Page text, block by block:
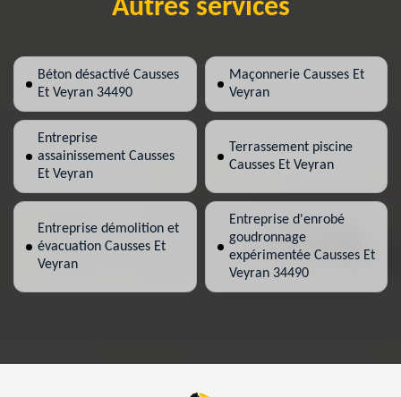
Autres services
Béton désactivé Causses
Et Veyran 34490
Maçonnerie Causses Et
Veyran
Entreprise
assainissement Causses
Et Veyran
Terrassement piscine
Causses Et Veyran
Entreprise démolition et
évacuation Causses Et
Veyran
Entreprise d'enrobé
goudronnage
expérimentée Causses Et
Veyran 34490